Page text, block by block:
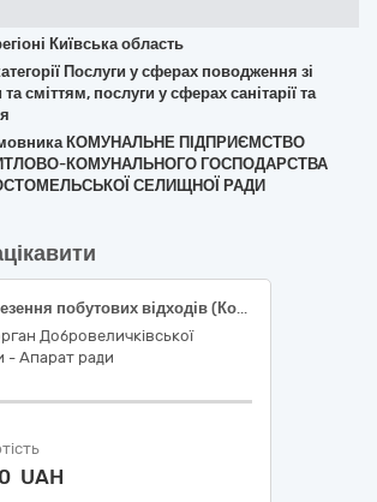
Київська область
Послуги у сферах поводження зі
сміттям, послуги у сферах санітарії та
замовника КОМУНАЛЬНЕ ПІДПРИЄМСТВО
КОМУНАЛЬНОГО ГОСПОДАРСТВА
СЕЛИЩНОЇ РАДИ
Послуги з вивезення побутових відходів (Код ДК 021:2015 – 90510000-5 - Утилізація/видалення сміття та поводження зі сміттям
Добровеличківської
- Апарат ради
UAH